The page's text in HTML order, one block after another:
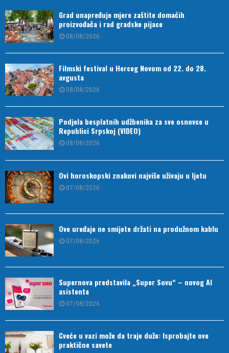
Grad unapređuje mjere zaštite domaćih
proizvođača i rad gradske pijace
08/08/2026
Filmski festival u Herceg Novom od 22. do 28.
avgusta
08/08/2026
Podjela besplatnih udžbenika za sve osnovce u
Republici Srpskoj (VIDEO)
08/08/2026
Ovi horoskopski znakovi najviše uživaju u ljetu
07/08/2026
Ove uređaje ne smijete držati na produžnom kablu
07/08/2026
Supernova predstavila „Super Sovu“ – novog AI
asistenta
07/08/2026
Cveće u vazi može da traje duže: Isprobajte ove
praktične savete